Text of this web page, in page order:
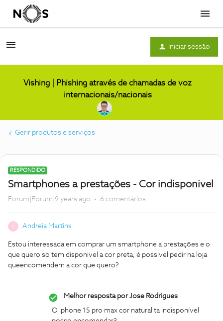
Menu
Iniciar sessão
Vishing | Phishing através de chamadas de voz
internacionais/nacionais
Gerir produtos e serviços
RESPONDIDO
Smartphones a prestações - Cor indisponivel
Forum|Forum|9 years ago 6 comentários
A Andreia Martins
Estou interessada em comprar um smartphone a prestações e o
que quero so tem disponivel a cor preta, é possivel pedir na loja
queencomendem a cor que quero?
Melhor resposta porJose Rodrigues
O iphone 15 pro max cor natural ta indisponível